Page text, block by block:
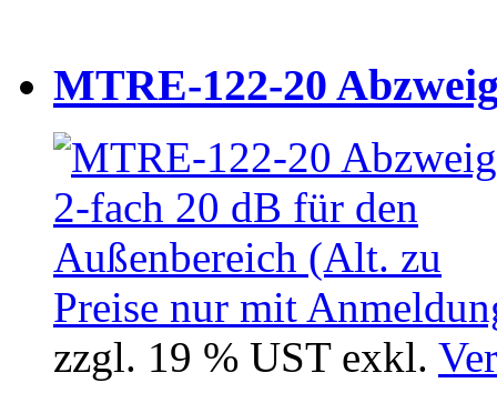
MTRE-122-20
Preise nur mit
zzgl. 19 % UST exkl.